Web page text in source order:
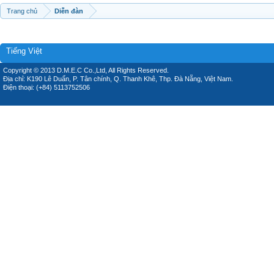
Trang chủ Diễn đàn
Tiếng Việt
Copyright © 2013 D.M.E.C Co.,Ltd, All Rights Reserved.
Địa chỉ: K190 Lê Duẩn, P. Tân chính, Q. Thanh Khê, Thp. Đà Nẵng, Việt Nam.
Điện thoại: (+84) 5113752506